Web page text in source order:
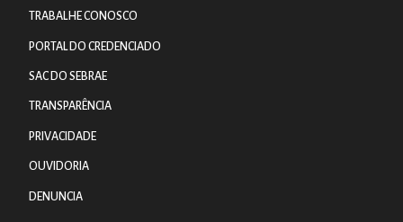
TRABALHE CONOSCO
PORTAL DO CREDENCIADO
SAC DO SEBRAE
TRANSPARÊNCIA
PRIVACIDADE
OUVIDORIA
DENUNCIA